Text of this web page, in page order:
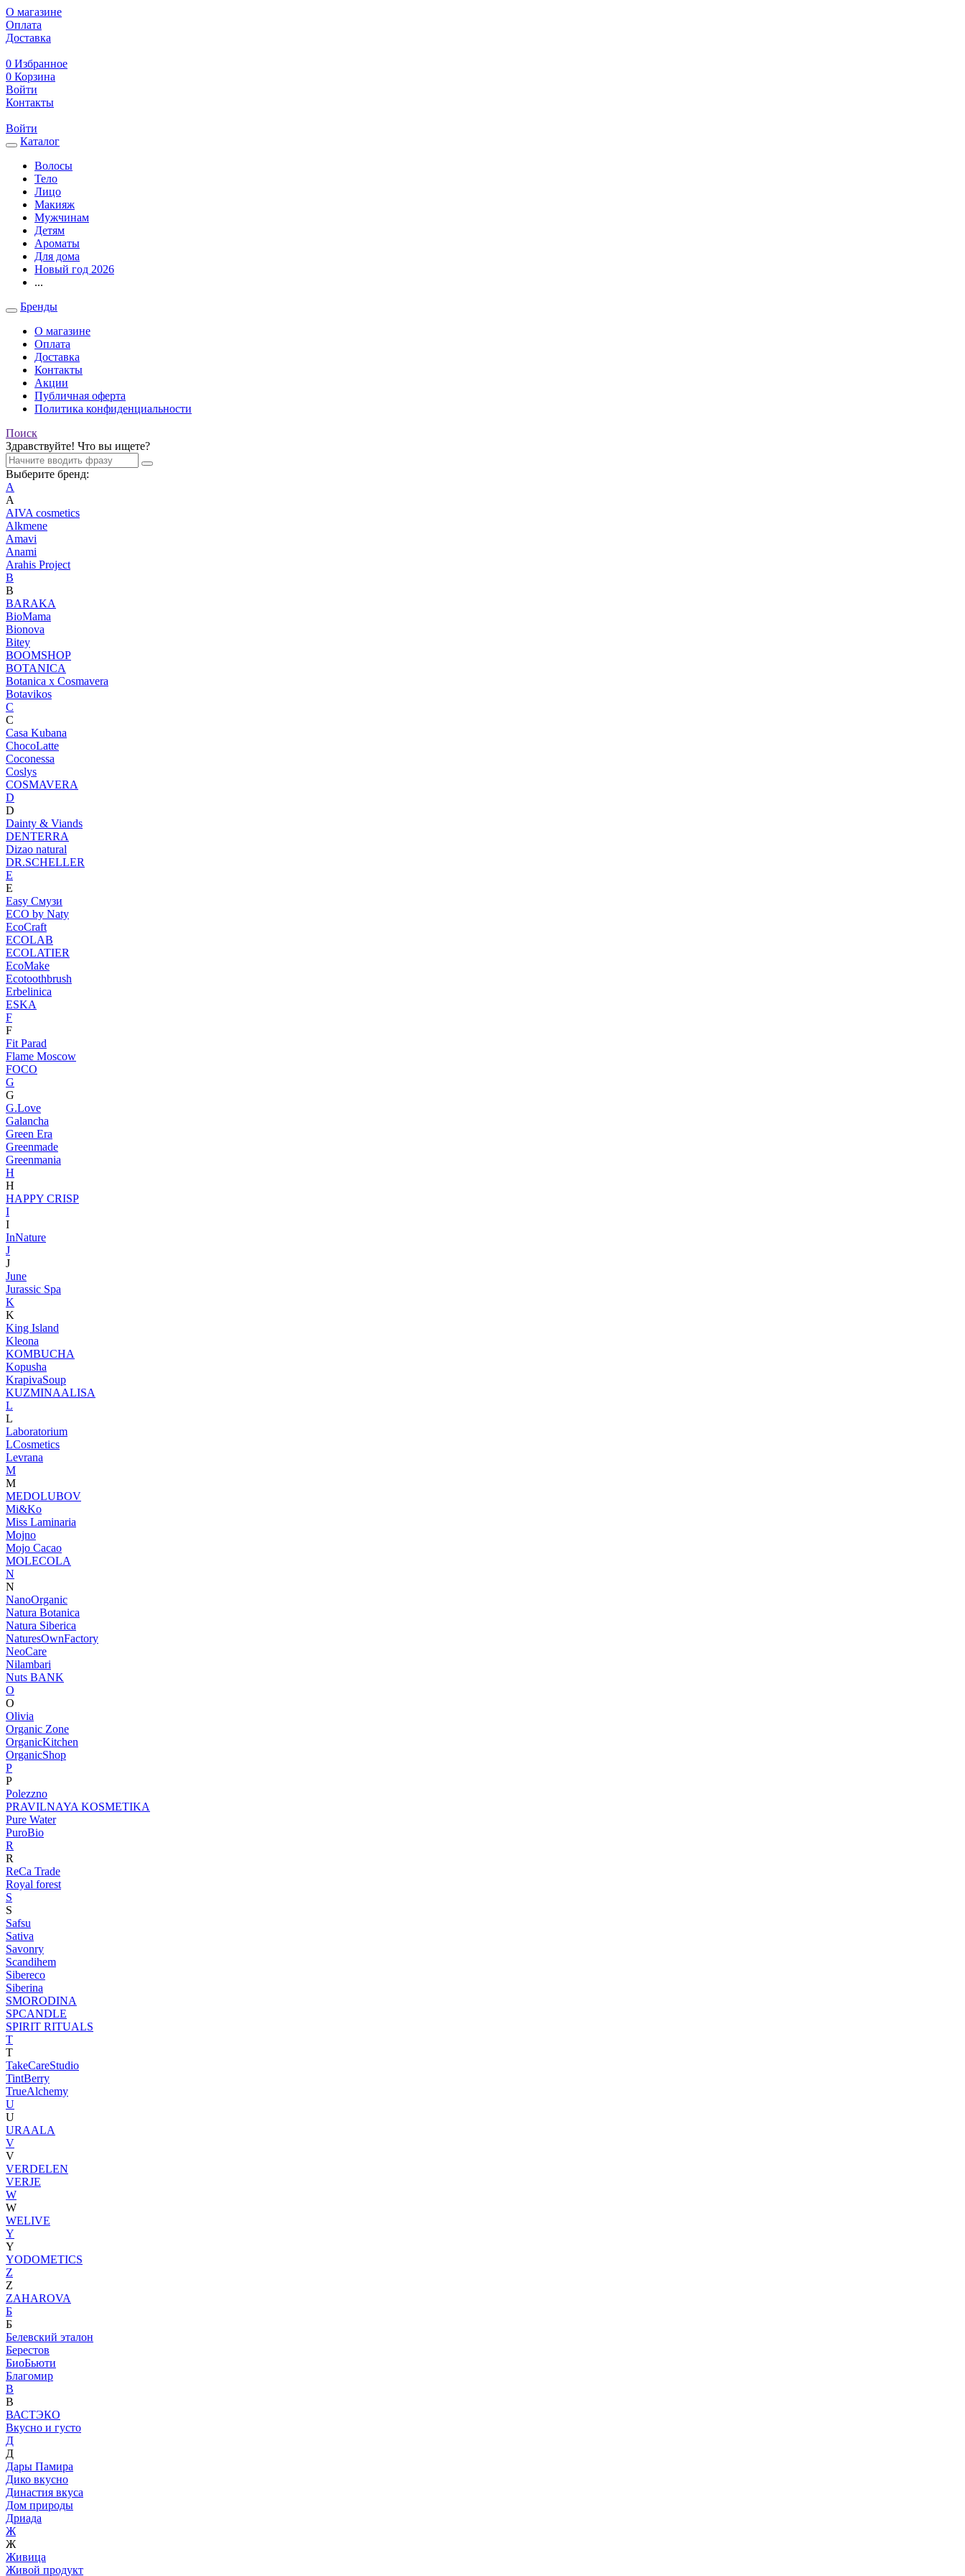
О магазине
Оплата
Доставка
0 Избранное
0 Корзина
Войти
Контакты
Войти
Каталог
Волосы
Тело
Лицо
Макияж
Мужчинам
Детям
Ароматы
Для дома
Новый год 2026
...
Бренды
О магазине
Оплата
Доставка
Контакты
Акции
Публичная оферта
Политика конфиденциальности
Поиск
Здравствуйте! Что вы ищете?
Выберите бренд:
A
A
AIVA cosmetics
Alkmene
Amavi
Anami
Arahis Project
B
B
BARAKA
BioMama
Bionova
Bitey
BOOMSHOP
BOTANICA
Botanica х Cosmavera
Botavikos
C
C
Casa Kubana
ChocoLatte
Coconessa
Coslys
COSMAVERA
D
D
Dainty & Viands
DENTERRA
Dizao natural
DR.SCHELLER
E
E
Easy Смузи
ECO by Naty
EcoCraft
ECOLAB
ECOLATIER
EcoMake
Ecotoothbrush
Erbelinica
ESKA
F
F
Fit Parad
Flame Moscow
FOCO
G
G
G.Love
Galancha
Green Era
Greenmade
Greenmania
H
H
HAPPY CRISP
I
I
InNature
J
J
June
Jurassic Spa
K
K
King Island
Kleona
KOMBUCHA
Kopusha
KrapivaSoup
KUZMINAALISA
L
L
Laboratorium
LCosmetics
Levrana
M
M
MEDOLUBOV
Mi&Ko
Miss Laminaria
Mojno
Mojo Cacao
MOLECOLA
N
N
NanoOrganic
Natura Botanica
Natura Siberica
NaturesOwnFactory
NeoCare
Nilambari
Nuts BANK
O
O
Olivia
Organic Zone
OrganicKitchen
OrganicShop
P
P
Polezzno
PRAVILNAYA KOSMETIKA
Pure Water
PuroBio
R
R
ReCa Trade
Royal forest
S
S
Safsu
Sativa
Savonry
Scandihem
Sibereco
Siberina
SMORODINA
SPCANDLE
SPIRIT RITUALS
T
T
TakeCareStudio
TintBerry
TrueAlchemy
U
U
URAALA
V
V
VERDELEN
VERJE
W
W
WELIVE
Y
Y
YODOMETICS
Z
Z
ZAHAROVA
Б
Б
Белевский эталон
Берестов
БиоБьюти
Благомир
В
В
ВАСТЭКО
Вкусно и густо
Д
Д
Дары Памира
Дико вкусно
Династия вкуса
Дом природы
Дриада
Ж
Ж
Живица
Живой продукт